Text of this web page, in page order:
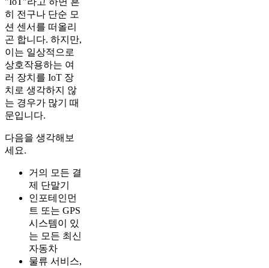
히 전구나 단순 모
션 센서를 떠올리
곤 합니다. 하지만,
이는 일상적으로
상호작용하는 여
러 장치를 IoT 장
치로 생각하지 않
는 경우가 많기 때
문입니다.
다음을 생각해보
세요.
거의 모든 결
제 단말기
인포테인먼
트 또는 GPS
시스템이 있
는 모든 최신
자동차
물류 서비스,